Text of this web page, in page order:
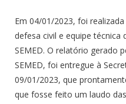
Em 04/01/2023, foi
defesa civil e equipe técnica
SEMED. O relatório gerado
SEMED, foi entregue à
09/01/2023, que
que fosse feito um laudo